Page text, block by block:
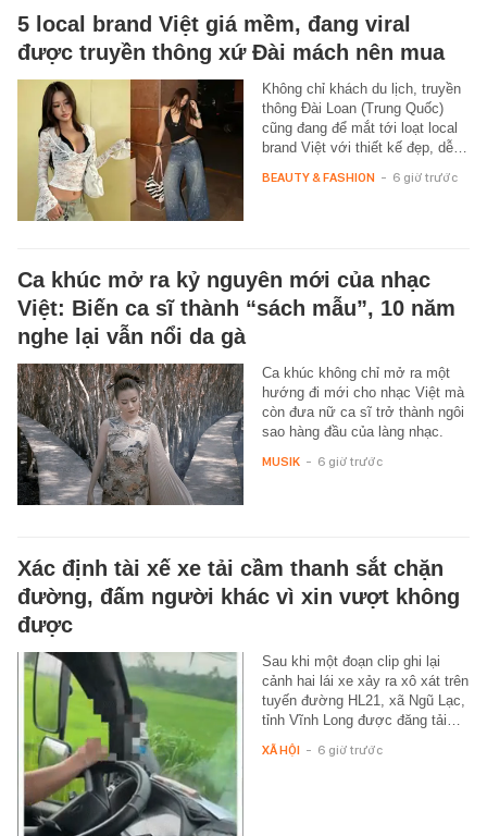
5 local brand Việt giá mềm, đang viral
được truyền thông xứ Đài mách nên mua
Không chỉ khách du lịch, truyền
thông Đài Loan (Trung Quốc)
cũng đang để mắt tới loạt local
brand Việt với thiết kế đẹp, dễ…
BEAUTY & FASHION - 6 giờ trước
Ca khúc mở ra kỷ nguyên mới của nhạc
Việt: Biến ca sĩ thành “sách mẫu”, 10 năm
nghe lại vẫn nổi da gà
Ca khúc không chỉ mở ra một
hướng đi mới cho nhạc Việt mà
còn đưa nữ ca sĩ trở thành ngôi
sao hàng đầu của làng nhạc.
MUSIK - 6 giờ trước
Xác định tài xế xe tải cầm thanh sắt chặn
đường, đấm người khác vì xin vượt không
được
Sau khi một đoạn clip ghi lại
cảnh hai lái xe xảy ra xô xát trên
tuyến đường HL21, xã Ngũ Lạc,
tỉnh Vĩnh Long được đăng tải…
XÃ HỘI - 6 giờ trước